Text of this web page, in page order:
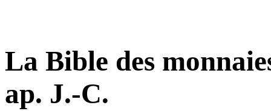
La Bible des
ap. J.-C.